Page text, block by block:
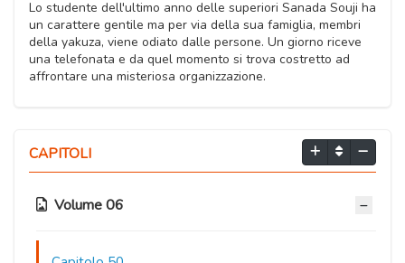
Lo studente dell'ultimo anno delle superiori Sanada Souji ha
un carattere gentile ma per via della sua famiglia, membri
della yakuza, viene odiato dalle persone. Un giorno riceve
una telefonata e da quel momento si trova costretto ad
affrontare una misteriosa organizzazione.
CAPITOLI
Volume 06